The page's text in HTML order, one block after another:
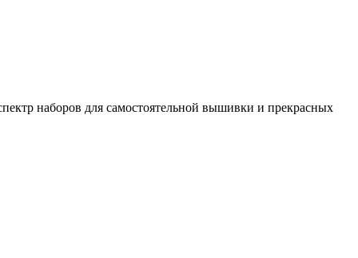
наборов для самостоятельной вышивки и прекрасных